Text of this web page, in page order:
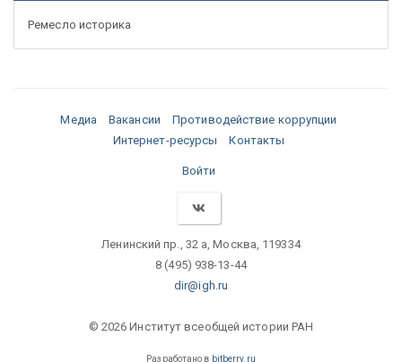
Ремесло историка
Медиа Вакансии
Противодействие коррупции
Интернет-ресурсы
Контакты
Войти
Ленинский пр., 32 а, Москва, 119334
8 (495) 938-13-44
dir@igh.ru
© 2026 Институт всеобщей истории РАН
Разработано в bitberry.ru